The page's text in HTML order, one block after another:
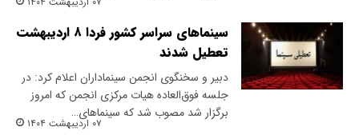
سینماهای سراسر کشور فردا ۸ اردیبهشت
تعطیل شدند
دبیر و سخنگوی انجمن سینماداران اعلام کرد: در
جلسه فوق‌العاده هیات مرکزی انجمن که امروز
برگزار شد مصوب شد که سینماهای…
۰۷ اردیبهشت ۱۴۰۴